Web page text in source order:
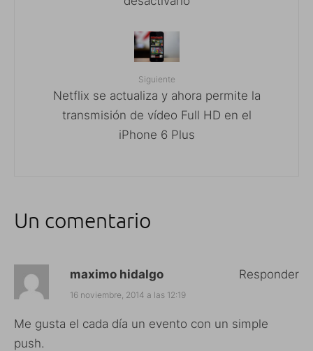
Siguiente
Netflix se actualiza y ahora permite la
transmisión de vídeo Full HD en el
iPhone 6 Plus
Un comentario
maximo hidalgo
16 noviembre, 2014 a las 12:19
Me gusta el cada día un evento con un simple
push.
Responder